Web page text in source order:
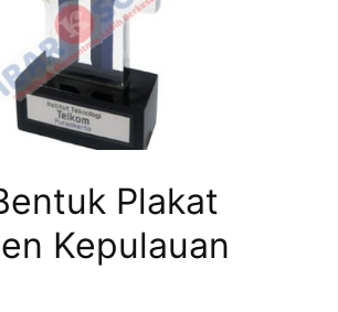
Plakat
Kepulauan